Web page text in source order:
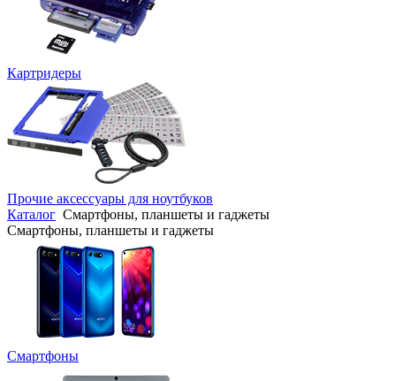
Картридеры
Прочие аксессуары для ноутбуков
Каталог Смартфоны, планшеты и гаджеты
Смартфоны, планшеты и гаджеты
Смартфоны